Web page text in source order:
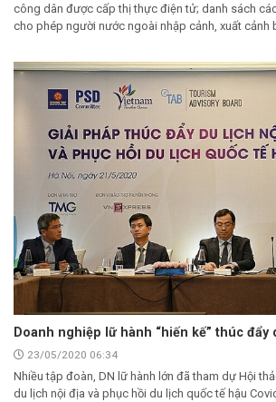
công dân được cấp thị thực điện tử; danh sách
cho phép người nước ngoài nhập cảnh, xuất cảnh
Doanh nghiệp lữ hành “hiến kế” thúc đẩy
23/05/2020 06:34
Nhiều tập đoàn, DN lữ hành lớn đã tham dự Hội
du lịch nội địa và phục hồi du lịch quốc tế hậu